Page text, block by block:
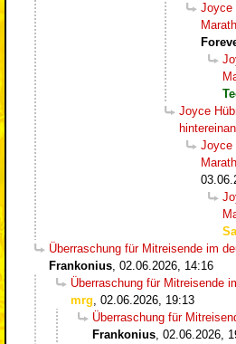
Joyce
Joyce
Joyce
Überraschung für Mitreisende im
Frankonius, 02.06.2026, 14:16
Überraschung für Mitreisende
mrg, 02.06.2026, 19:13
Überraschung für
Frankonius, 02.06.2026,